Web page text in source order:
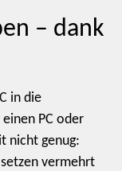
– dank
in die
PC oder
nicht genug:
vermehrt